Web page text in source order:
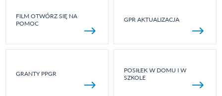
FILM OTWÓRZ SIĘ NA
POMOC
GPR AKTUALIZACJA
GRANTY PPGR
POSIŁEK W DOMU I W
SZKOLE